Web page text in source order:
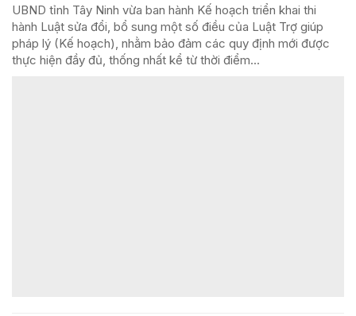
UBND tỉnh Tây Ninh vừa ban hành Kế hoạch triển khai thi
hành Luật sửa đổi, bổ sung một số điều của Luật Trợ giúp
pháp lý (Kế hoạch), nhằm bảo đảm các quy định mới được
thực hiện đầy đủ, thống nhất kể từ thời điểm...